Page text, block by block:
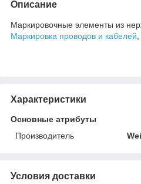
Описание
Маркировочные элементы из
Маркировка проводов и кабелей
Характеристики
Основные атрибуты
Производитель
Условия доставки